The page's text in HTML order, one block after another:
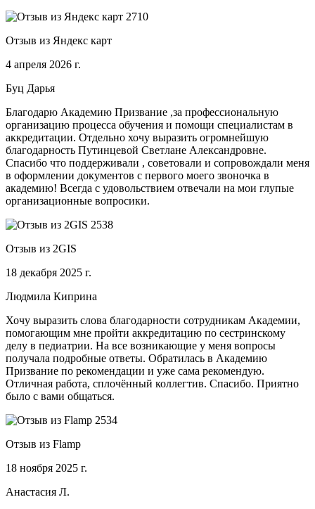
Отзыв из Яндекс карт
4 апреля 2026 г.
Буц Дарья
Благодарю Академию Призвание ,за профессиональную
организацию процесса обучения и помощи специалистам в
аккредитации. Отдельно хочу выразить огромнейшую
благодарность Путинцевой Светлане Александровне.
Спасибо что поддерживали , советовали и сопровождали меня
в оформлении документов с первого моего звоночка в
академию! Всегда с удовольствием отвечали на мои глупые
организационные вопросики.
Отзыв из 2GIS
18 декабря 2025 г.
Людмила Киприна
Хочу выразить слова благодарности сотрудникам Академии,
помогающим мне пройти аккредитацию по сестринскому
делу в педиатрии. На все возникающие у меня вопросы
получала подробные ответы. Обратилась в Академию
Призвание по рекомендации и уже сама рекомендую.
Отличная работа, сплочённый коллегтив. Спасибо. Приятно
было с вами общаться.
Отзыв из Flamp
18 ноября 2025 г.
Анастасия Л.